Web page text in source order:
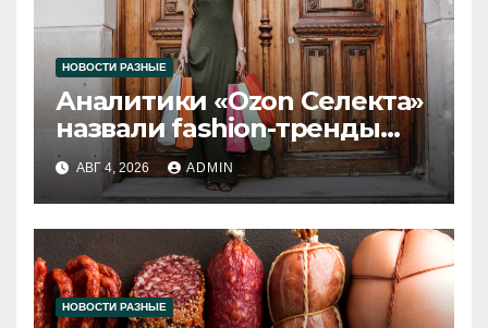
НОВОСТИ РАЗНЫЕ
Аналитики «Ozon Селекта»
назвали fashion-тренды
2026 года
АВГ 4, 2026 ADMIN
НОВОСТИ РАЗНЫЕ